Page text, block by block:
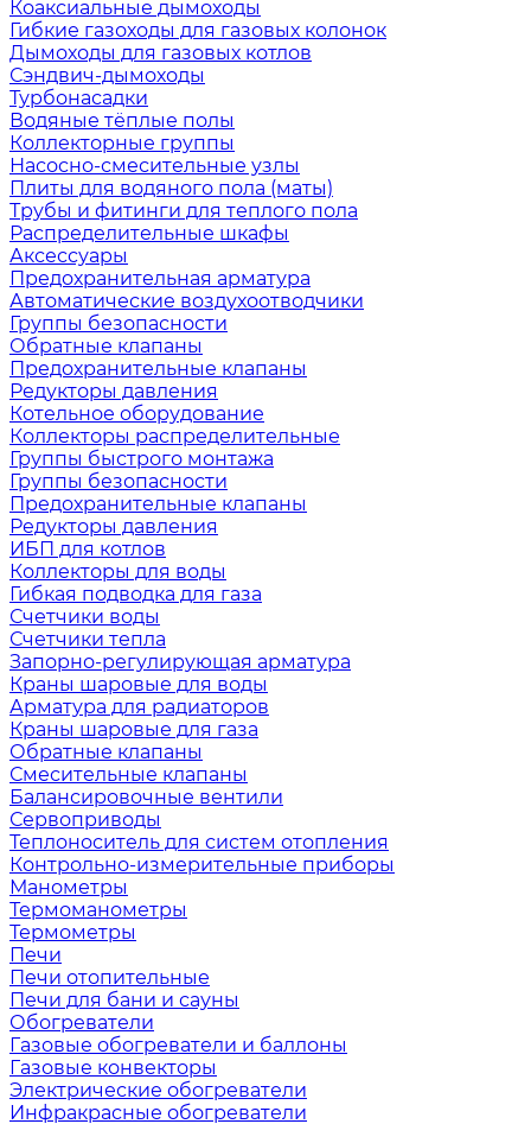
Коаксиальные дымоходы
Гибкие газоходы для газовых колонок
Дымоходы для газовых котлов
Сэндвич-дымоходы
Турбонасадки
Водяные тёплые полы
Коллекторные группы
Насосно-смесительные узлы
Плиты для водяного пола (маты)
Трубы и фитинги для теплого пола
Распределительные шкафы
Аксессуары
Предохранительная арматура
Автоматические воздухоотводчики
Группы безопасности
Обратные клапаны
Предохранительные клапаны
Редукторы давления
Котельное оборудование
Коллекторы распределительные
Группы быстрого монтажа
Группы безопасности
Предохранительные клапаны
Редукторы давления
ИБП для котлов
Коллекторы для воды
Гибкая подводка для газа
Счетчики воды
Счетчики тепла
Запорно-регулирующая арматура
Краны шаровые для воды
Арматура для радиаторов
Краны шаровые для газа
Обратные клапаны
Смесительные клапаны
Балансировочные вентили
Сервоприводы
Теплоноситель для систем отопления
Контрольно-измерительные приборы
Манометры
Термоманометры
Термометры
Печи
Печи отопительные
Печи для бани и сауны
Обогреватели
Газовые обогреватели и баллоны
Газовые конвекторы
Электрические обогреватели
Инфракрасные обогреватели